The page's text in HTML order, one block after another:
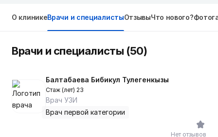
О клиникеВрачи и специалистыОтзывыЧто нового?
Врачи и специалисты (50)
Балтабаева Бибикул Тулегенкызы
Стаж (лет) 23
Врач УЗИ
Врач первой категории
Нет отзывов